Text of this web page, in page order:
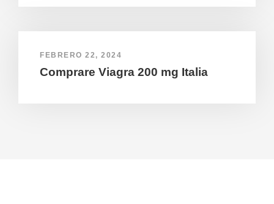
FEBRERO 22, 2024
Comprare Viagra 200 mg Italia